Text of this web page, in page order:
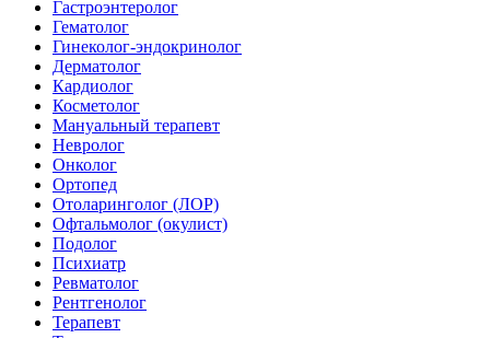
Гастроэнтеролог
Гематолог
Гинеколог-эндокринолог
Дерматолог
Кардиолог
Косметолог
Мануальный терапевт
Невролог
Онколог
Ортопед
Отоларинголог (ЛОР)
Офтальмолог (окулист)
Подолог
Психиатр
Ревматолог
Рентгенолог
Терапевт